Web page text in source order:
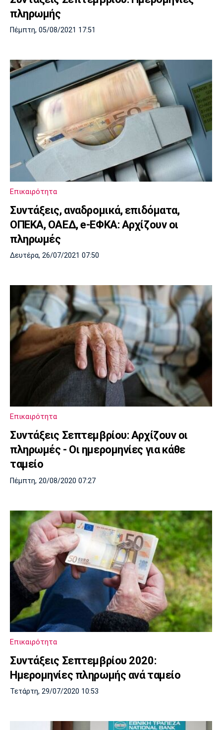
πληρωμής
Πέμπτη, 05/08/2021 17:51
Επικαιρότητα
Συντάξεις, αναδρομικά, επιδόματα,
ΟΠΕΚΑ, ΟΑΕΔ, e-ΕΦΚΑ: Αρχίζουν οι
πληρωμές
Δευτέρα, 26/07/2021 07:50
Επικαιρότητα
Συντάξεις Σεπτεμβρίου: Αρχίζουν οι
πληρωμές - Οι ημερομηνίες για κάθε
ταμείο
Πέμπτη, 20/08/2020 07:27
Επικαιρότητα
Συντάξεις Σεπτεμβρίου 2020:
Ημερομηνίες πληρωμής ανά ταμείο
Τετάρτη, 29/07/2020 10:53